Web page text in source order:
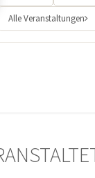
Alle Veranstaltungen